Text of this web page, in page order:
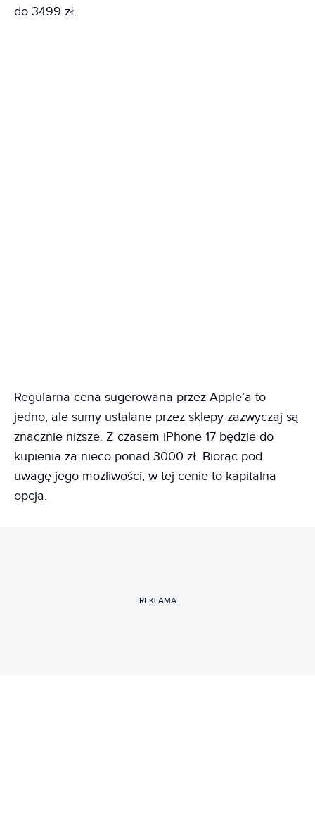
do 3499 zł.
Regularna cena sugerowana przez Apple’a to
jedno, ale sumy ustalane przez sklepy zazwyczaj są
znacznie niższe. Z czasem iPhone 17 będzie do
kupienia za nieco ponad 3000 zł. Biorąc pod
uwagę jego możliwości, w tej cenie to kapitalna
opcja.
REKLAMA